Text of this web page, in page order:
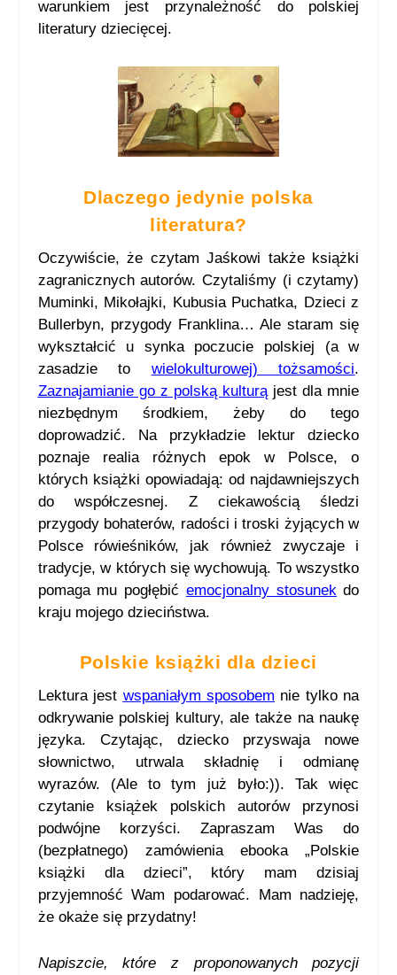
warunkiem jest przynależność do polskiej
literatury dziecięcej.
Dlaczego jedynie polska
literatura?
Oczywiście, że czytam Jaśkowi także książki
zagranicznych autorów. Czytaliśmy (i czytamy)
Muminki, Mikołajki, Kubusia Puchatka, Dzieci z
Bullerbyn, przygody Franklina… Ale staram się
wykształcić u synka poczucie polskiej (a w
zasadzie to wielokulturowej) tożsamości.
Zaznajamianie go z polską kulturąjest dla mnie
niezbędnym środkiem, żeby do tego
doprowadzić. Na przykładzie lektur dziecko
poznaje realia różnych epok w Polsce, o
których książki opowiadają: od najdawniejszych
do współczesnej. Z ciekawością śledzi
przygody bohaterów, radości i troski żyjących w
Polsce rówieśników, jak również zwyczaje i
tradycje, w których się wychowują. To wszystko
pomaga mu pogłębić emocjonalny stosunekdo
kraju mojego dzieciństwa.
Polskie książki dla dzieci
Lektura jest wspaniałym sposobem nie tylko na
odkrywanie polskiej kultury, ale także na naukę
języka. Czytając, dziecko przyswaja nowe
słownictwo, utrwala składnię i odmianę
wyrazów. (Ale to tym już było:)). Tak więc
czytanie książek polskich autorów przynosi
podwójne korzyści. Zapraszam Was do
(bezpłatnego) zamówienia ebooka „Polskie
książki dla dzieci”, który mam dzisiaj
przyjemność Wam podarować. Mam nadzieję,
że okaże się przydatny!
Napiszcie, które z proponowanych pozycji